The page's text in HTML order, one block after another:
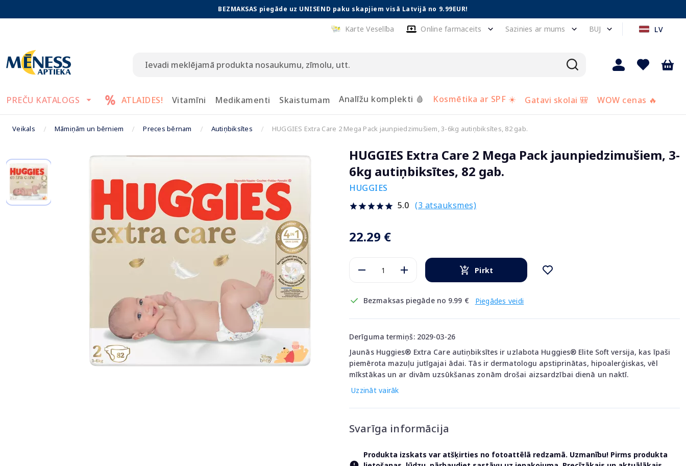
BEZMAKSAS piegāde uz UNISEND paku skapjiem visā Latvijā no 9.99EUR!
Karte Veselība Online farmaceits Sazinies ar mums BUJ LV
PREČU KATALOGS ATLAIDES! Vitamīni Medikamenti Skaistumam Analīžu komplekti 🩸 Kosmētika ar SPF ☀️ Gatavi skolai 🎒 WOW cenas 🔥
Veikals Māmiņām un bērniem Preces bērnam Autiņbiksītes HUGGIES Extra Care 2 Mega Pack jaunpiedzimušiem, 3-6kg autiņbiksītes, 82 gab.
HUGGIES Extra Care 2 Mega Pack jaunpiedzimušiem, 3-
6kg autiņbiksītes, 82 gab.
HUGGIES
5.0 (3 atsauksmes)
22.29 €
Pirkt
Bezmaksas piegāde no 9.99 € Piegādes veidi
Derīguma termiņš: 2029-03-26
Jaunās Huggies® Extra Care autiņbiksītes ir uzlabota Huggies® Elite Soft versija, kas īpaši
piemērota mazuļu jutīgajai ādai. Tās ir dermatologu apstiprinātas, hipoalerģiskas, vēl
mīkstākas un ar divām uzsūkšanas zonām drošai aizsardzībai dienā un naktī.
Uzzināt vairāk
Svarīga informācija
Produkta izskats var atšķirties no fotoattēlā redzamā. Uzmanību! Pirms produkta